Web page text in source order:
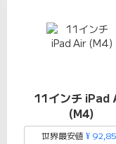
11インチ iPad
(M4)
世界最安値 ¥